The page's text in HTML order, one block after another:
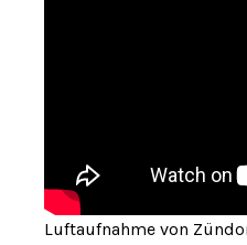
Luftaufnahme von